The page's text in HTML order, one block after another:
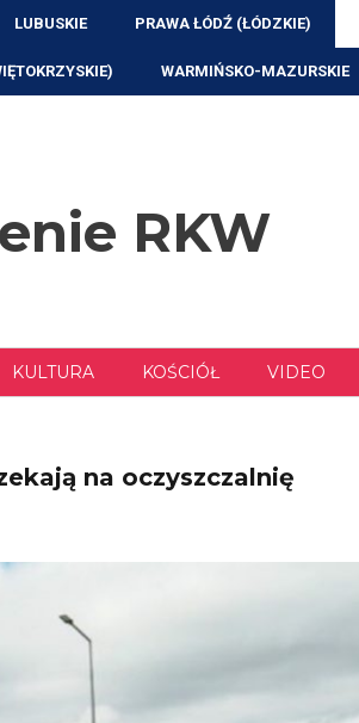
LUBUSKIE PRAWA ŁÓDŹ (ŁÓDZKIE)
WARMIŃSKO-MAZURSKIE
RKW
KULTURA KOŚCIÓŁ VIDEO
na oczyszczalnię